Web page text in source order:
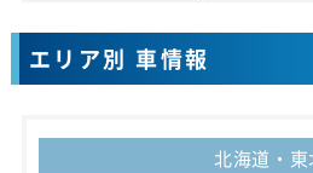
エリア別 車情報
北海道・東